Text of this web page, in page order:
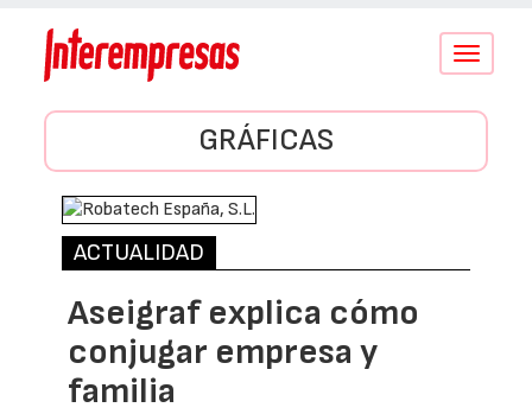
Conmutar
GRÁFICAS
ACTUALIDAD
Aseigraf explica cómo
conjugar empresa y
familia